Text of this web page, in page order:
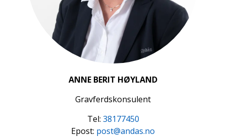
ANNE BERIT HØYLAND
Gravferdskonsulent
Tel: 38177450
Epost: post@andas.no